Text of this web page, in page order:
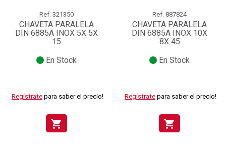
Ref. 321350
CHAVETA PARALELA
DIN 6885A INOX 5X 5X
15
En Stock
Regístrate para saber el precio!
shopping_cart
Ref. 887824
CHAVETA PARALELA
DIN 6885A INOX 10X
8X 45
En Stock
Regístrate para saber el precio!
shopping_cart